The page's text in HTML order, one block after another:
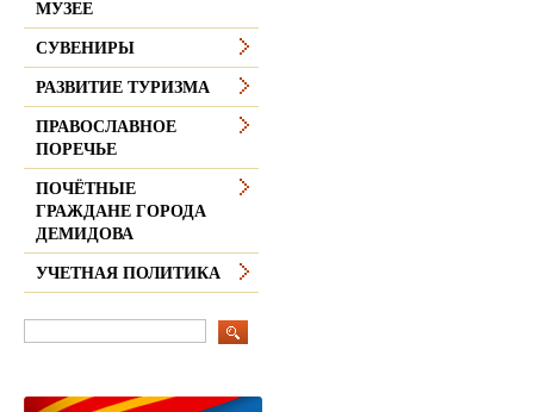
МУЗЕЕ
СУВЕНИРЫ
РАЗВИТИЕ ТУРИЗМА
ПРАВОСЛАВНОЕ
ПОРЕЧЬЕ
ПОЧЁТНЫЕ
ГРАЖДАНЕ ГОРОДА
ДЕМИДОВА
УЧЕТНАЯ ПОЛИТИКА